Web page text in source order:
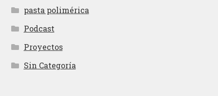
pasta polimérica
Podcast
Proyectos
Sin Categoría